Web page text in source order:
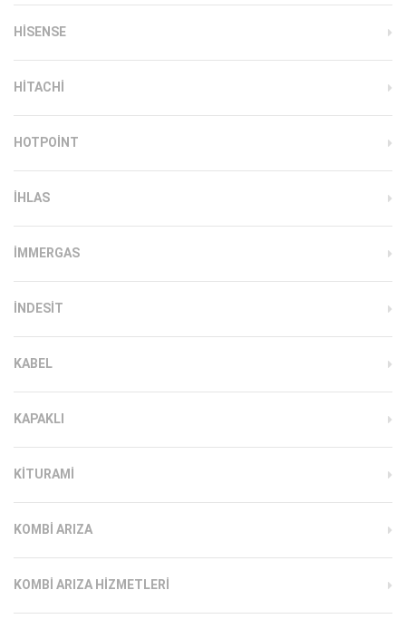
HISENSE
HITACHI
HOTPOINT
IHLAS
İMMERGAS
INDESIT
KABEL
KAPAKLI
KITURAMI
KOMBI ARIZA
KOMBI ARIZA HIZMETLERI